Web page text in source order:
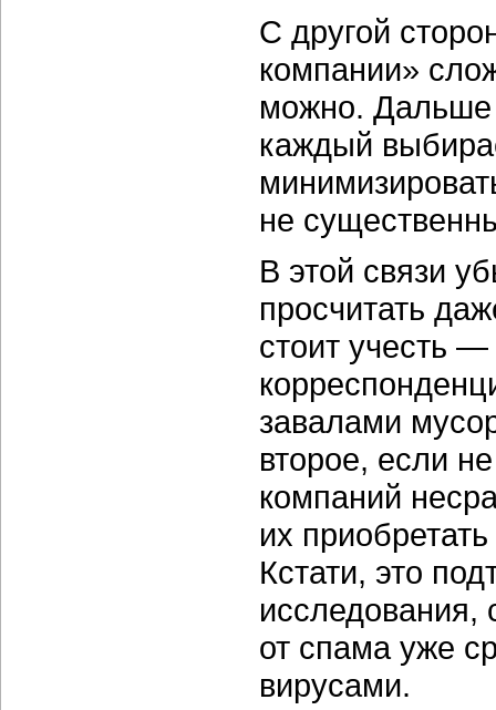
С другой
компании»
можно. Дальше
каждый
не
В этой связи
просчитать
стоит учесть
завалами
второе, если
компаний
их
Кстати, это
исследования,
от спама уже
вирусами.